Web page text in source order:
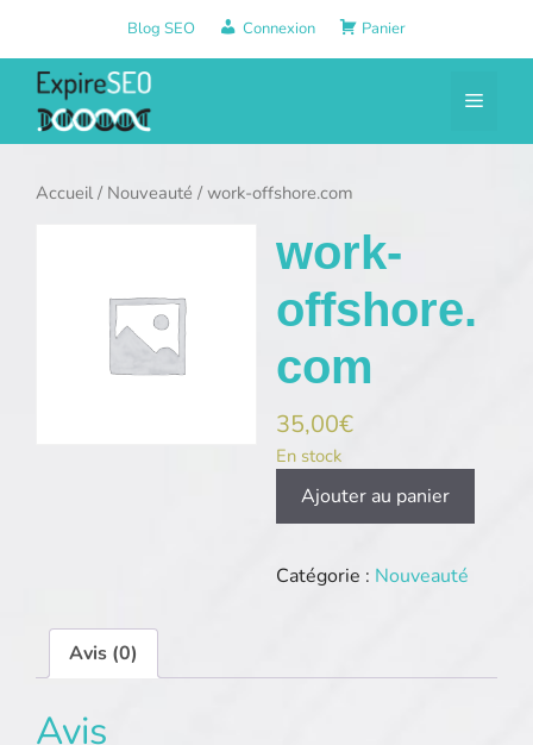
contenu
Blog SEO Connexion Panier
Menu
Accueil/ Nouveauté / work-offshore.com
work-
offshore.
com
35,00€
En stock
quantité
offshore.com
Ajouter au panier
Catégorie : Nouveauté
Avis (0)
Avis